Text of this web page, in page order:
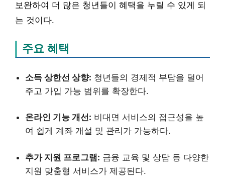
보완하여 더 많은 청년들이 혜택을 누릴 수 있게 되
는 것이다.
주요 혜택
소득 상한선 상향: 청년들의 경제적 부담을 덜어
주고 가입 가능 범위를 확장한다.
온라인 기능 개선: 비대면 서비스의 접근성을 높
여 쉽게 계좌 개설 및 관리가 가능하다.
추가 지원 프로그램: 금융 교육 및 상담 등 다양한
지원 맞춤형 서비스가 제공된다.